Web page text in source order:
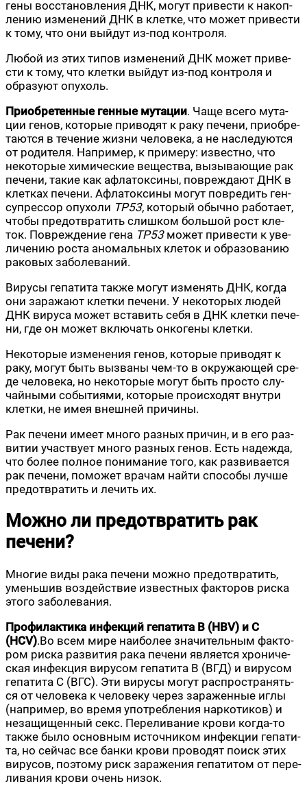
гены вос­ста­нов­ле­ния ДНК, могут при­ве­сти к накоп­
ле­нию изме­не­ний ДНК в клет­ке, что может при­ве­сти
к тому, что они вый­дут из-под контроля.
Любой из этих типов изме­не­ний ДНК может при­ве­
сти к тому, что клет­ки вый­дут из-под кон­тро­ля и
обра­зу­ют опухоль.
При­об­ре­тен­ные ген­ные мута­ции. Чаще все­го мута­
ции генов, кото­рые при­во­дят к раку пече­ни, при­об­ре­
та­ют­ся в тече­ние жиз­ни чело­ве­ка, а не насле­ду­ют­ся
от роди­те­ля. Напри­мер, к при­ме­ру: извест­но, что
неко­то­рые хими­че­ские веще­ства, вызы­ва­ю­щие рак
пече­ни, такие как афла­ток­си­ны, повре­жда­ют ДНК в
клет­ках пече­ни. Афла­ток­си­ны могут повре­дить ген-
супрес­сор опу­хо­ли TP53, кото­рый обыч­но рабо­та­ет,
что­бы предот­вра­тить слиш­ком боль­шой рост кле­
ток. Повре­жде­ние гена TP53может при­ве­сти к уве­
ли­че­нию роста ано­маль­ных кле­ток и обра­зо­ва­нию
рако­вых заболеваний.
Виру­сы гепа­ти­та так­же могут изме­нять ДНК, когда
они зара­жа­ют клет­ки пече­ни. У неко­то­рых людей
ДНК виру­са может вста­вить себя в ДНК клет­ки пече­
ни, где он может вклю­чать онко­ге­ны клетки.
Неко­то­рые изме­не­ния генов, кото­рые при­во­дят к
раку, могут быть вызва­ны чем-то в окру­жа­ю­щей сре­
де чело­ве­ка, но неко­то­рые могут быть про­сто слу­
чай­ны­ми собы­ти­я­ми, кото­рые про­ис­хо­дят внут­ри
клет­ки, не имея внеш­ней причины.
Рак пече­ни име­ет мно­го раз­ных при­чин, и в его раз­
ви­тии участ­ву­ет мно­го раз­ных генов. Есть надеж­да,
что более пол­ное пони­ма­ние того, как раз­ви­ва­ет­ся
рак пече­ни, помо­жет вра­чам най­ти спо­со­бы луч­ше
предот­вра­тить и лечить их.
Можно ли предотвратить рак
печени?
Мно­гие виды рака пече­ни мож­но предот­вра­тить,
умень­шив воз­дей­ствие извест­ных фак­то­ров рис­ка
это­го заболевания.
Про­фи­лак­ти­ка инфек­ций гепа­ти­та B (HBV) и C
(HCV).Во всем мире наи­бо­лее зна­чи­тель­ным фак­то­
ром рис­ка раз­ви­тия рака пече­ни явля­ет­ся хро­ни­че­
ская инфек­ция виру­сом гепа­ти­та В (ВГД) и виру­сом
гепа­ти­та С (ВГС). Эти виру­сы могут рас­про­стра­нять­
ся от чело­ве­ка к чело­ве­ку через зара­жен­ные иглы
(напри­мер, во вре­мя упо­треб­ле­ния нар­ко­ти­ков) и
неза­щи­щен­ный секс. Пере­ли­ва­ние кро­ви когда-то
так­же было основ­ным источ­ни­ком инфек­ции гепа­ти­
та, но сей­час все бан­ки кро­ви про­во­дят поиск этих
виру­сов, поэто­му риск зара­же­ния гепа­ти­том от пере­
ли­ва­ния кро­ви очень низок.